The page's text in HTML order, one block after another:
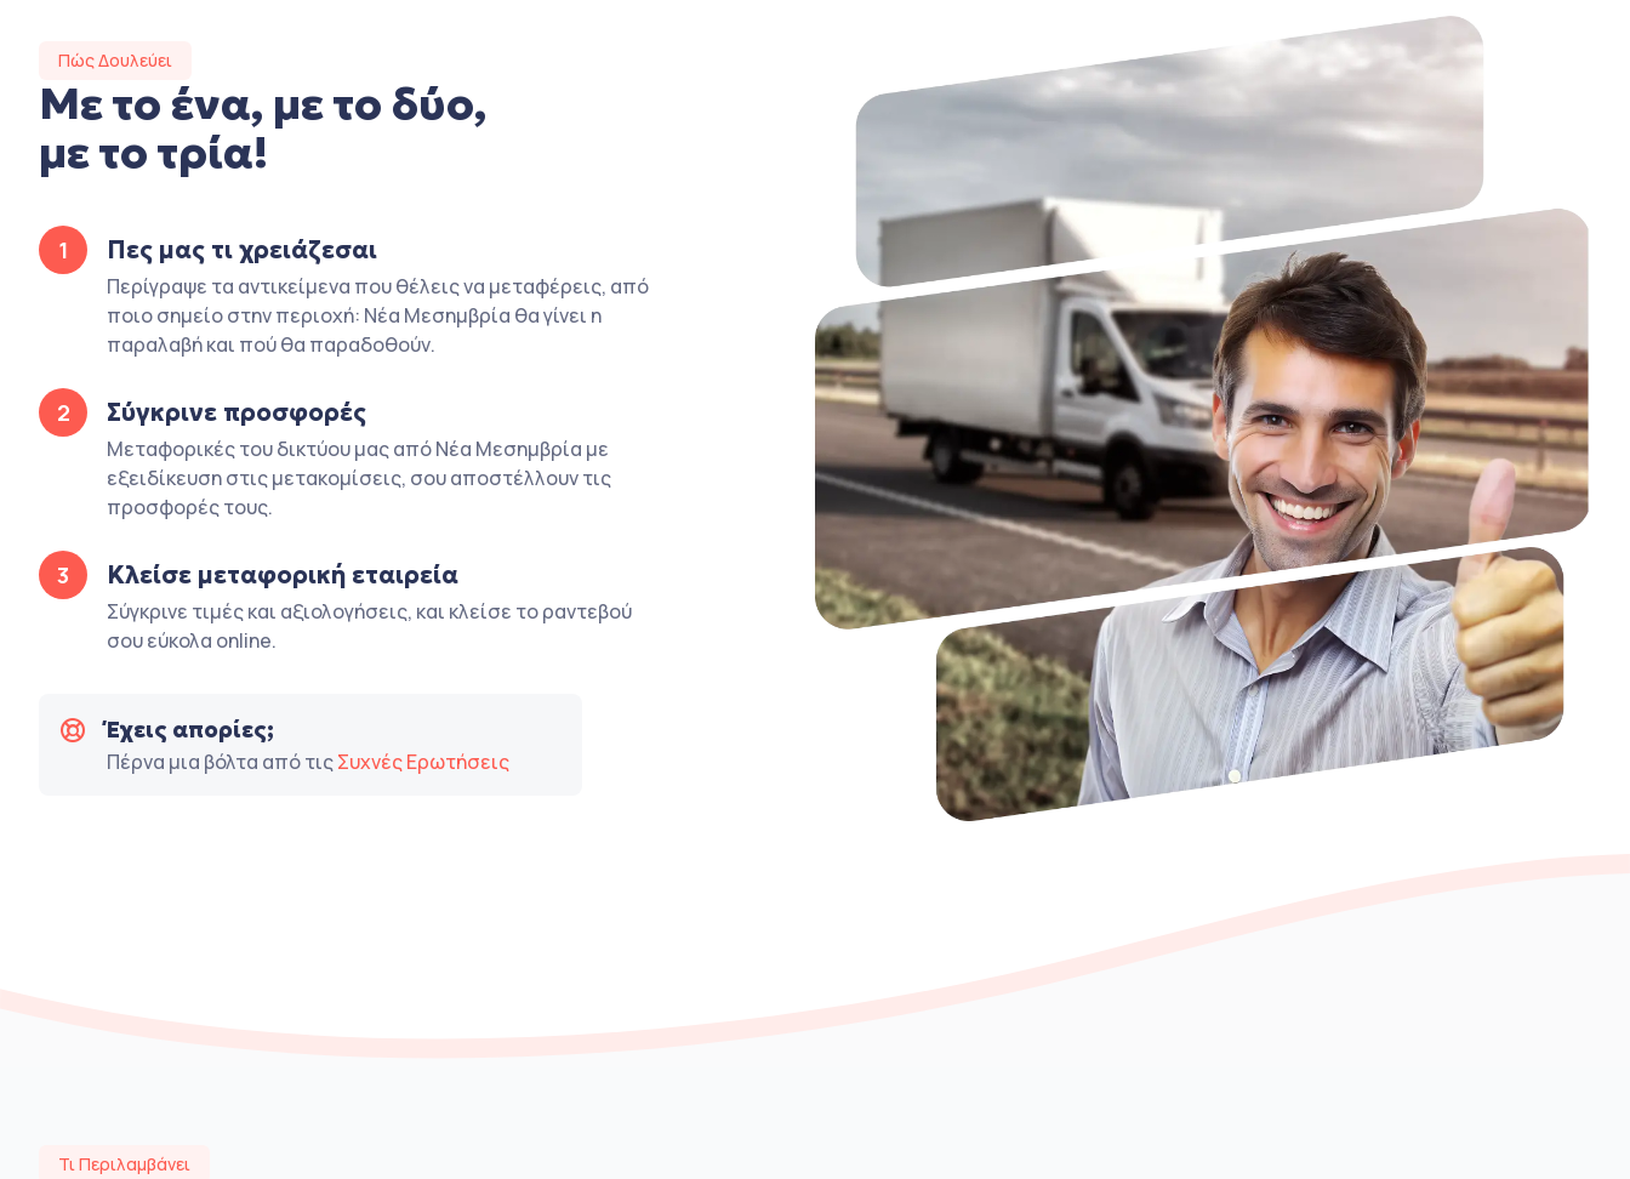
Πώς Δουλεύει
Με το ένα, με το δύο,
με το τρία!
1 Πες μας τι χρειάζεσαι
Περίγραψε τα αντικείμενα που θέλεις να μεταφέρεις, από
ποιο σημείο στην περιοχή: Νέα Μεσημβρία θα γίνει η
παραλαβή και πού θα παραδοθούν.
2 Σύγκρινε προσφορές
Μεταφορικές του δικτύου μας από Νέα Μεσημβρία με
εξειδίκευση στις μετακομίσεις, σου αποστέλλουν τις
προσφορές τους.
3 Κλείσε μεταφορική εταιρεία
Σύγκρινε τιμές και αξιολογήσεις, και κλείσε το ραντεβού
σου εύκολα online.
Έχεις απορίες;
Πέρνα μια βόλτα από τιςΣυχνές Ερωτήσεις
Τι Περιλαμβάνει